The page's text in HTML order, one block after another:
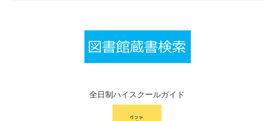
全日制ハイスクールガイド